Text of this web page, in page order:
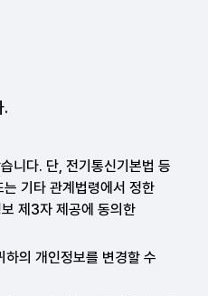
.
니다. 단, 전기통신기본법 등
기타 관계법령에서 정한
제3자 제공에 동의한
의 개인정보를 변경할 수